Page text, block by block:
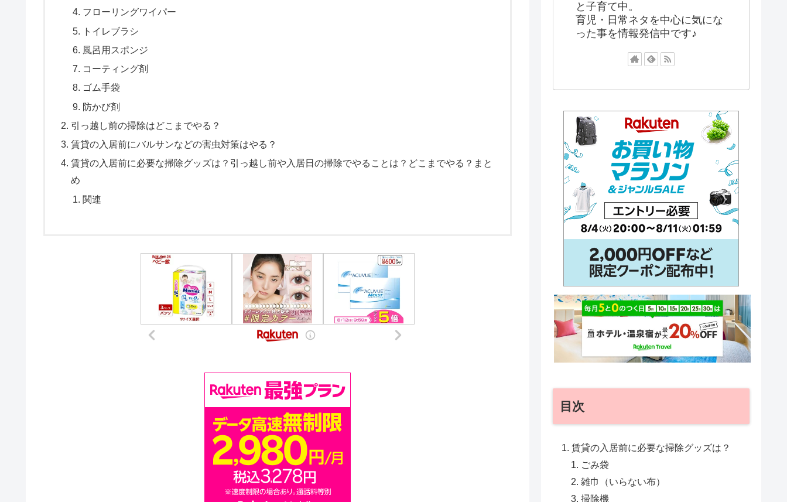
フローリングワイパー
トイレブラシ
風呂用スポンジ
コーティング剤
ゴム手袋
防かび剤
引っ越し前の掃除はどこまでやる？
賃貸の入居前にバルサンなどの害虫対策はやる？
賃貸の入居前に必要な掃除グッズは？引っ越し前や入居日の掃除でやることは？どこまでやる？まと
め
関連
と子育て中。
育児・日常ネタを中心に気にな
った事を情報発信中です♪
目次
賃貸の入居前に必要な掃除グッズは？
ごみ袋
雑巾（いらない布）
掃除機